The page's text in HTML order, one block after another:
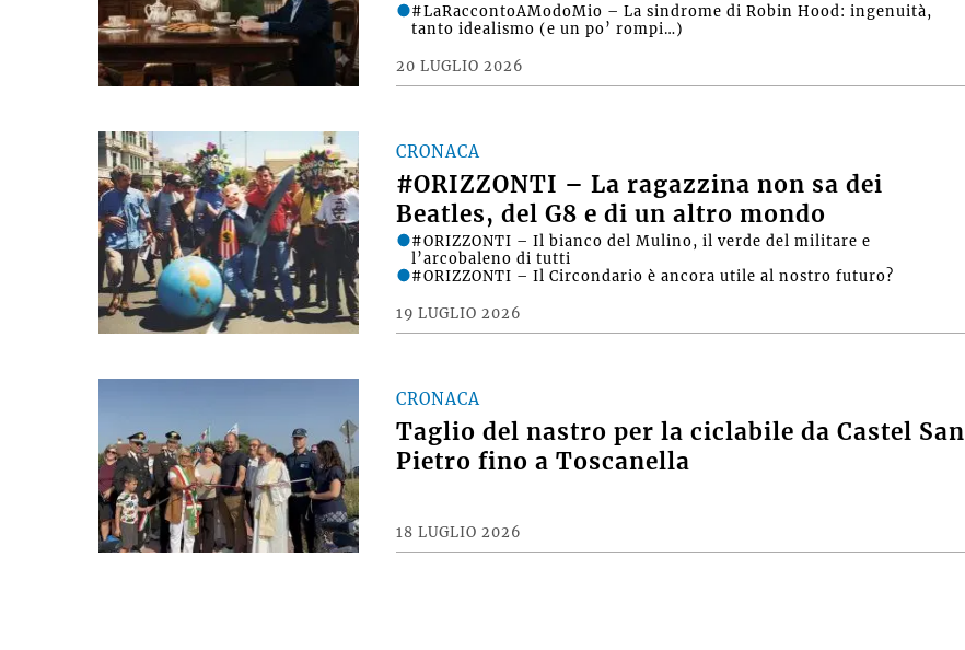
20 LUGLIO 2026
#LaRaccontoAModoMio – La sindrome di Robin Hood: ingenuità,
tanto idealismo (e un po’ rompi…)
CRONACA
#ORIZZONTI – La ragazzina non sa dei
Beatles, del G8 e di un altro mondo
19 LUGLIO 2026
#ORIZZONTI – Il bianco del Mulino, il verde del militare e
l’arcobaleno di tutti
#ORIZZONTI – Il Circondario è ancora utile al nostro futuro?
CRONACA
Taglio del nastro per la ciclabile da Castel San
Pietro fino a Toscanella
18 LUGLIO 2026